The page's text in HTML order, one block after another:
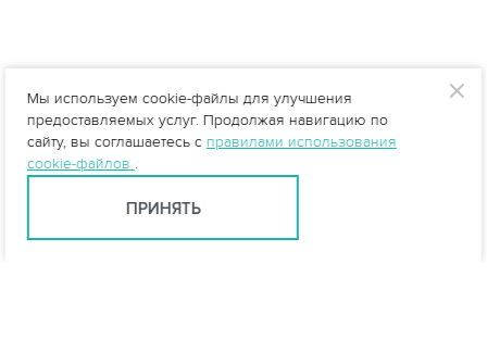
Мы используем cookie-файлы для улучшения
предоставляемых услуг. Продолжая навигацию по
сайту, вы соглашаетесь с правилами использования
cookie-файлов .
ПРИНЯТЬ